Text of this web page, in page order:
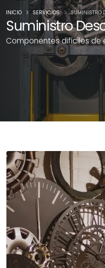
Suministro
Componentes difíciles de
INICIO SERVICIOS SUMINISTRO